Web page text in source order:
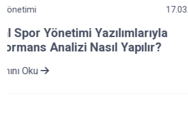
Spor Yönetimi
Spor Okullarında Veli-Eğitmen
Birliğinin Önemi
Devamını Oku